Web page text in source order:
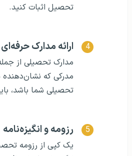
تحصیل اثبات کنید.
ارائه مدارک
مدارک تحصیلی از
مدرکی که
تحصیلی شما باشد،
رزومه و انگیزه‌نامه
یک کپی از رزومه